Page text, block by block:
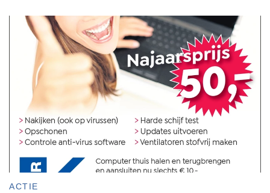
ACTIE